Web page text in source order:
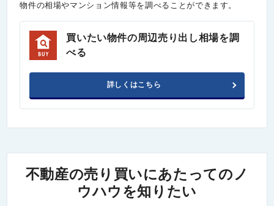
物件の相場やマンション情報等を調べることができます。
買いたい物件の周辺売り出し相場を調
べる
詳しくはこちら
不動産の売り買いにあたってのノ
ウハウを知りたい